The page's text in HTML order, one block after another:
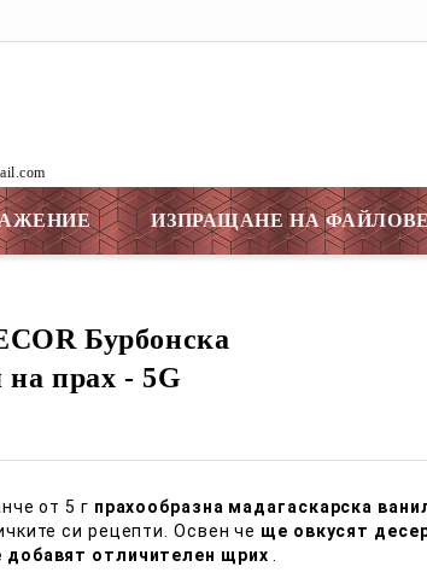
ИЗПРАЩАНЕ НА
Бурбонска
на прах - 5G
от 5 г прахообразна мадагаскарска
си рецепти. Освен че ще овкусят
отличителен щрих